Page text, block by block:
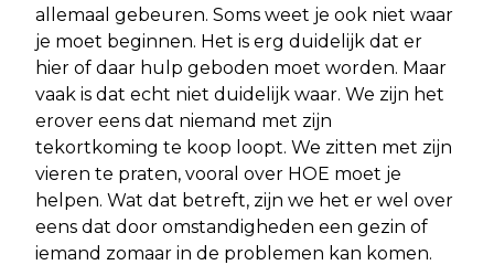
allemaal gebeuren. Soms weet je ook niet waar
je moet beginnen. Het is erg duidelijk dat er
hier of daar hulp geboden moet worden. Maar
vaak is dat echt niet duidelijk waar. We zijn het
erover eens dat niemand met zijn
tekortkoming te koop loopt. We zitten met zijn
vieren te praten, vooral over HOE moet je
helpen. Wat dat betreft, zijn we het er wel over
eens dat door omstandigheden een gezin of
iemand zomaar in de problemen kan komen.